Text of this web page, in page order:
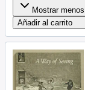
Mostrar menos
Añadir al carrito